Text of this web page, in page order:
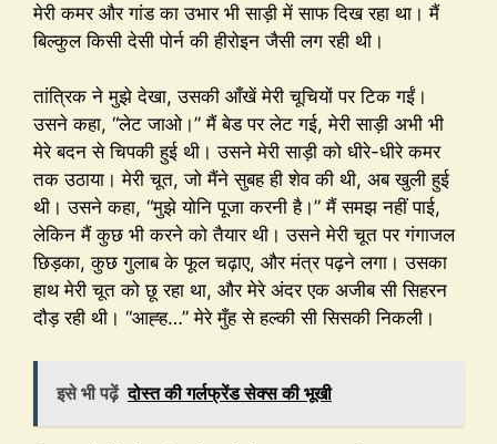
मेरी कमर और गांड का उभार भी साड़ी में साफ दिख रहा था। मैं
बिल्कुल किसी देसी पोर्न की हीरोइन जैसी लग रही थी।
तांत्रिक ने मुझे देखा, उसकी आँखें मेरी चूचियों पर टिक गईं।
उसने कहा, “लेट जाओ।” मैं बेड पर लेट गई, मेरी साड़ी अभी भी
मेरे बदन से चिपकी हुई थी। उसने मेरी साड़ी को धीरे-धीरे कमर
तक उठाया। मेरी चूत, जो मैंने सुबह ही शेव की थी, अब खुली हुई
थी। उसने कहा, “मुझे योनि पूजा करनी है।” मैं समझ नहीं पाई,
लेकिन मैं कुछ भी करने को तैयार थी। उसने मेरी चूत पर गंगाजल
छिड़का, कुछ गुलाब के फूल चढ़ाए, और मंत्र पढ़ने लगा। उसका
हाथ मेरी चूत को छू रहा था, और मेरे अंदर एक अजीब सी सिहरन
दौड़ रही थी। “आह्ह…” मेरे मुँह से हल्की सी सिसकी निकली।
इसे भी पढ़ें दोस्त की गर्लफ्रेंड सेक्स की भूखी